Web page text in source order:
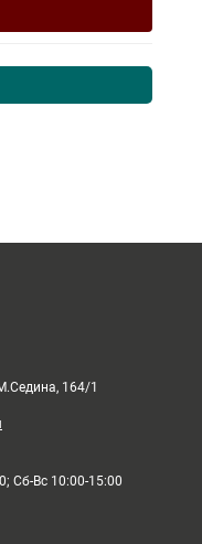
164/1
Сб-Вс 10:00-15:00